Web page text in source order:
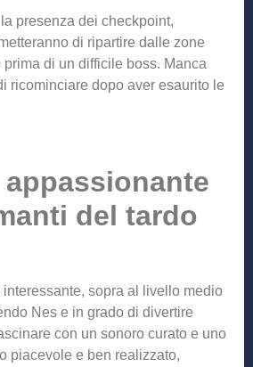
presenza dei checkpoint,
di ripartire dalle zone
di un difficile boss. Manca
ricominciare dopo aver esaurito le
del tardo
sopra al livello medio
Nes e in grado di divertire
con un sonoro curato e uno
piacevole e ben realizzato,